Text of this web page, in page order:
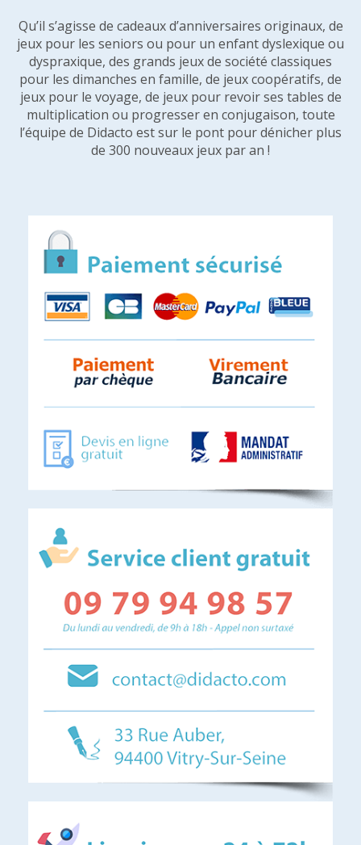
Qu’il s’agisse de cadeaux d’anniversaires originaux, de
jeux pour les seniors ou pour un enfant dyslexique ou
dyspraxique, des grands jeux de société classiques
pour les dimanches en famille, de jeux coopératifs, de
jeux pour le voyage, de jeux pour revoir ses tables de
multiplication ou progresser en conjugaison, toute
l’équipe de Didacto est sur le pont pour dénicher plus
de 300 nouveaux jeux par an !